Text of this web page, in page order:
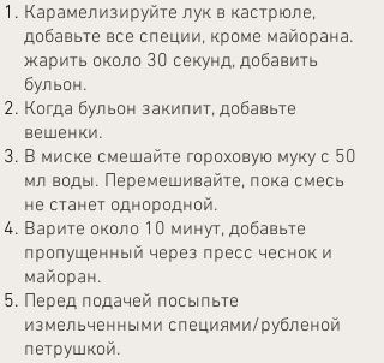
Карамелизируйте лук в кастрюле,
добавьте все специи, кроме майорана.
жарить около 30 секунд, добавить
бульон.
Когда бульон закипит, добавьте
вешенки.
В миске смешайте гороховую муку с 50
мл воды. Перемешивайте, пока смесь
не станет однородной.
Варите около 10 минут, добавьте
пропущенный через пресс чеснок и
майоран.
Перед подачей посыпьте
измельченными специями/рубленой
петрушкой.